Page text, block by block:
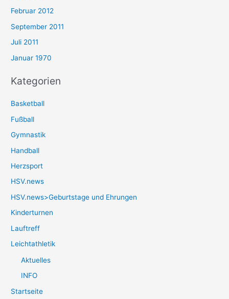
Februar 2012
September 2011
Juli 2011
Januar 1970
Kategorien
Basketball
Fußball
Gymnastik
Handball
Herzsport
HSV.news
HSV.news>Geburtstage und Ehrungen
Kinderturnen
Lauftreff
Leichtathletik
Aktuelles
INFO
Startseite